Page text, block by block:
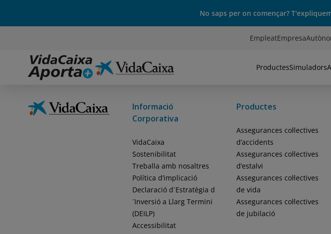
No saps per on començar?
EmpleatEmpresa
ProductesSimuladors
Informació
Corporativa
VidaCaixa
Sostenibilitat
Treballa amb nosaltres
Política d’implicació
Declaració d´Estratègia d
´Inversió a Llarg Termini
(DEILP)
Accessibilitat
Productes
Assegurances col·lectives
d’accidents
Assegurances col·lectives
d’estalvi
Assegurances col·lectives
de vida
Assegurances col·lectives
de jubilació